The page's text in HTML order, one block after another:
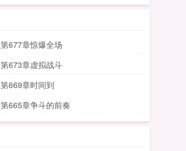
第677章惊爆全场
第673章虚拟战斗
第669章时间到
第665章争斗的前奏